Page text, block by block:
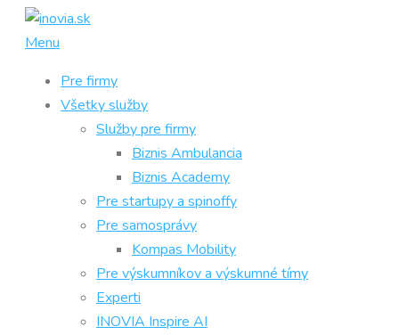
Prejsť
Menu
Pre firmy
Všetky služby
Služby pre firmy
Biznis Ambulancia
Biznis Academy
Pre startupy a spinoffy
Pre samosprávy
Kompas Mobility
Pre výskumníkov a výskumné tímy
Experti
INOVIA Inspire AI